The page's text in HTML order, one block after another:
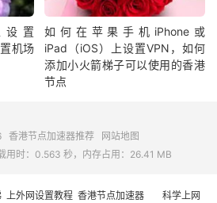
置
机场
如何在苹果手机iPhone或
iPad（iOS）上设置VPN，如何
添加小火箭梯子可以使用的香港
节点
香港节点加速器推荐
网站地图
用时：0.563 秒，内存占用：26.41 MB
上外网设置教程 香港节点加速器 科学上网